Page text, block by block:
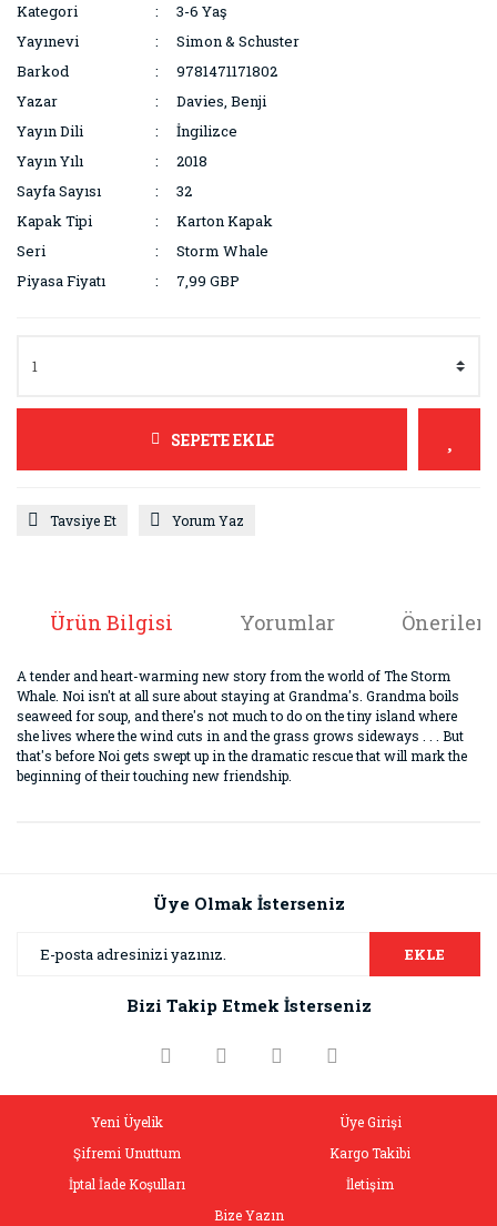
Kategori
3-6 Yaş
Yayınevi
Simon & Schuster
Barkod
9781471171802
Yazar
Davies, Benji
Yayın Dili
İngilizce
Yayın Yılı
2018
Sayfa Sayısı
32
Kapak Tipi
Karton Kapak
Seri
Storm Whale
Piyasa Fiyatı
7,99 GBP
SEPETE EKLE
Tavsiye Et Yorum Yaz
Ürün Bilgisi Yorumlar
A tender and heart-warming new story from the world of The Storm
Whale. Noi isn't at all sure about staying at Grandma's. Grandma boils
seaweed for soup, and there's not much to do on the tiny island where
she lives where the wind cuts in and the grass grows sideways . . . But
that's before Noi gets swept up in the dramatic rescue that will mark the
beginning of their touching new friendship.
Görüş ve önerileriniz için teşekkür ederiz.
Ürün resmi kalitesiz, bozuk veya görüntülenemiyor.
Ürün bilgilerinde hatalar bulunuyor.
Gönder
Üye Olmak İsterseniz
EKLE
Bizi Takip Etmek İsterseniz
Yeni Üyelik
Üye Girişi
Şifremi Unuttum
Kargo Takibi
İptal İade Koşulları
İletişim
Bize Yazın